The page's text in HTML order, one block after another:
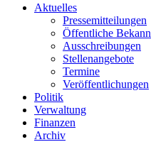
Aktuelles
Pressemitteilungen
Öffentliche
Ausschreibungen
Stellenangebote
Termine
Veröffentlichungen
Politik
Verwaltung
Finanzen
Archiv